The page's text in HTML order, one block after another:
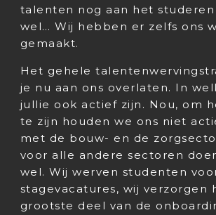
talenten nog aan het studeren
wel… Wij hebben er zelfs ons
gemaakt.
Het gehele
je nu aan ons overlaten. In
jullie ook actief zijn. Nou, om
te zijn houden we ons niet
met de bouw- en de
voor alle andere sectoren
wel. Wij werven studenten
stagevacatures, wij verzorgen
grootste deel van de